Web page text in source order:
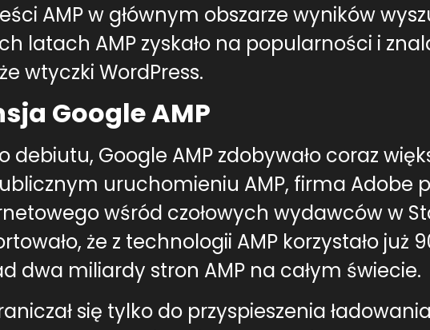
AMP w głównym obszarze wyników
latach AMP zyskało na popularności i
wtyczki WordPress.
Google AMP
Google AMP zdobywało coraz
uruchomieniu AMP, firma Adobe
wśród czołowych wydawców w
że z technologii AMP korzystało
dwa miliardy stron AMP na całym świecie.
się tylko do przyspieszenia